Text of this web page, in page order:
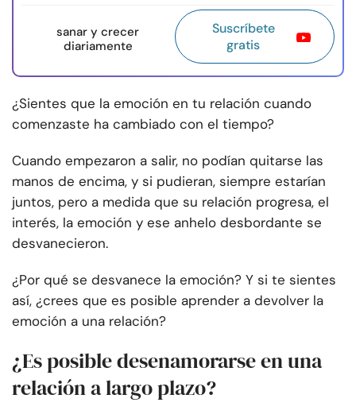
sanar y crecer
diariamente
Suscríbete
gratis
¿Sientes que la emoción en tu relación cuando
comenzaste ha cambiado con el tiempo?
Cuando empezaron a salir, no podían quitarse las
manos de encima, y si pudieran, siempre estarían
juntos, pero a medida que su relación progresa, el
interés, la emoción y ese anhelo desbordante se
desvanecieron.
¿Por qué se desvanece la emoción? Y si te sientes
así, ¿crees que es posible aprender a devolver la
emoción a una relación?
¿Es posible desenamorarse en una
relación a largo plazo?